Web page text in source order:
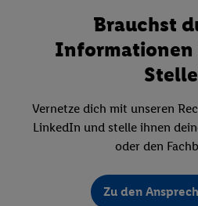
Brauchst
Informationen
Vernetze dich mit unseren
LinkedIn und stelle ihnen
oder den
Zu den